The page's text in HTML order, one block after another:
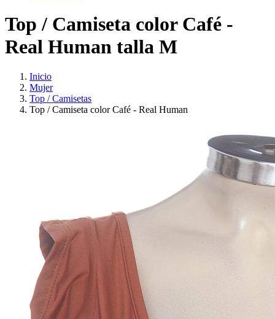
Top / Camiseta color Café -
Real Human talla M
Inicio
Mujer
Top / Camisetas
Top / Camiseta color Café - Real Human